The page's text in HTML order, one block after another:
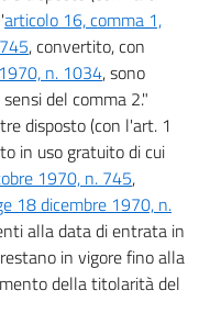
articolo 16, comma 1,
, convertito, con
n. 1034, sono
del comma 2."
disposto (con l'art. 1
in uso gratuito di cui
1970, n. 745,
18 dicembre 1970, n.
alla data di entrata in
in vigore fino alla
della titolarità del